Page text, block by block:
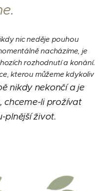
nic neděje pouhou
nacházíme, je
rozhodnutí a konání.
kterou můžeme kdykoliv
nikdy nekončí a je
chceme-li prožívat
plnější život.